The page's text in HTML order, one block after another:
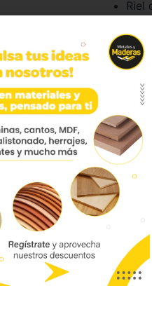
Riel
Marca:
Código:
01396
Referencia:
Las
envío son
enchape.
aviso.